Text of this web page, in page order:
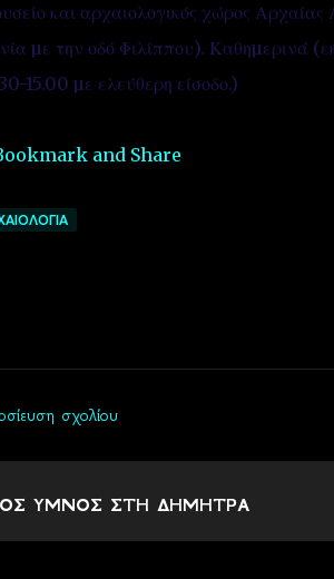
και αρχαιολογικός χώρος
µε την οδό Φιλίππου). Καθηµερινά
15.00 µε ελεύθερη είσοδο.)
σχολίου
ΥΜΝΟΣ ΣΤΗ ΔΗΜΗΤΡΑ